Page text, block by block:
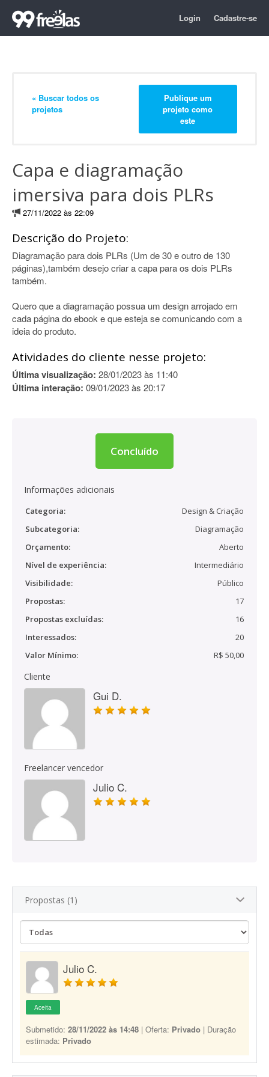
Login Cadastre-se
« Buscar todos os
projetos
Publique um
projeto como
este
Capa e diagramação
imersiva para dois PLRs
27/11/2022 às 22:09
Descrição do Projeto:
Diagramação para dois PLRs (Um de 30 e outro de 130
páginas),também desejo criar a capa para os dois PLRs
também.
Quero que a diagramação possua um design arrojado em
cada página do ebook e que esteja se comunicando com a
ideia do produto.
Atividades do cliente nesse projeto:
Última visualização: 28/01/2023 às 11:40
Última interação: 09/01/2023 às 20:17
Concluído
Informações adicionais
Categoria:
Design & Criação
Subcategoria:
Diagramação
Orçamento:
Aberto
Nível de experiência:
Intermediário
Visibilidade:
Público
Propostas:
17
Propostas excluídas:
16
Interessados:
20
Valor Mínimo:
R$ 50,00
Cliente
Gui D.
Freelancer vencedor
Julio C.
Propostas (1)
Julio C.
Aceita
Submetido: 28/11/2022 às 14:48 | Oferta: Privado | Duração
estimada: Privado